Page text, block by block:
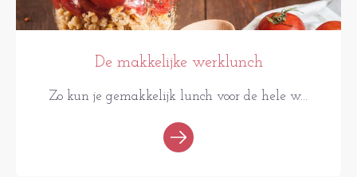
De makkelijke werklunch
Zo kun je gemakkelijk lunch voor de hele w...